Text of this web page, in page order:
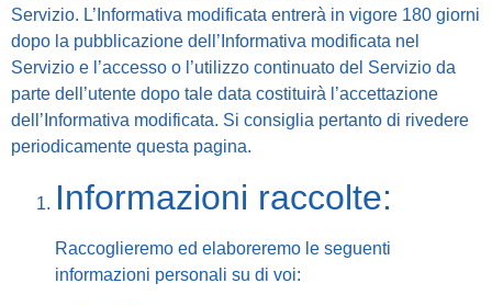
Servizio. L’Informativa modificata entrerà in vigore 180 giorni
dopo la pubblicazione dell’Informativa modificata nel
Servizio e l’accesso o l’utilizzo continuato del Servizio da
parte dell’utente dopo tale data costituirà l’accettazione
dell’Informativa modificata. Si consiglia pertanto di rivedere
periodicamente questa pagina.
Informazioni raccolte:
Raccoglieremo ed elaboreremo le seguenti
informazioni personali su di voi: